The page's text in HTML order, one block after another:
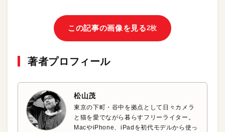
この記事の画像を見る2枚
著者プロフィール
松山茂
東京の下町・谷中を拠点として日々カメラ
と猫を愛でながら暮らすフリーライター。
MacやiPhone、iPadを初代モデルから使っ